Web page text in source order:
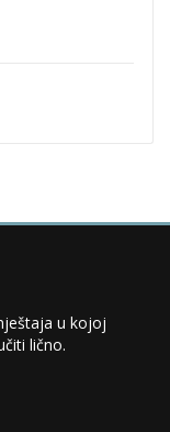
u kojoj
lično.